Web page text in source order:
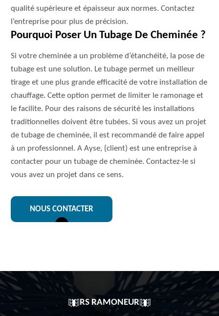
qualité supérieure et épaisseur aux normes. Contactez
l’entreprise pour plus de précision.
Pourquoi Poser Un Tubage De Cheminée ?
Si votre cheminée a un problème d’étanchéité, la pose de
tubage est une solution. Le tubage permet un meilleur
tirage et une plus grande efficacité de votre installation de
chauffage. Cette option permet de limiter le ramonage et
le facilite. Pour des raisons de sécurité les installations
traditionnelles doivent être tubées. Si vous avez un projet
de tubage de cheminée, il est recommandé de faire appel
à un professionnel. A Ayse, {client) est une entreprise à
contacter pour un tubage de cheminée. Contactez-le si
vous avez un projet dans ce sens.
NOUS CONTACTER
RS RAMONEUR